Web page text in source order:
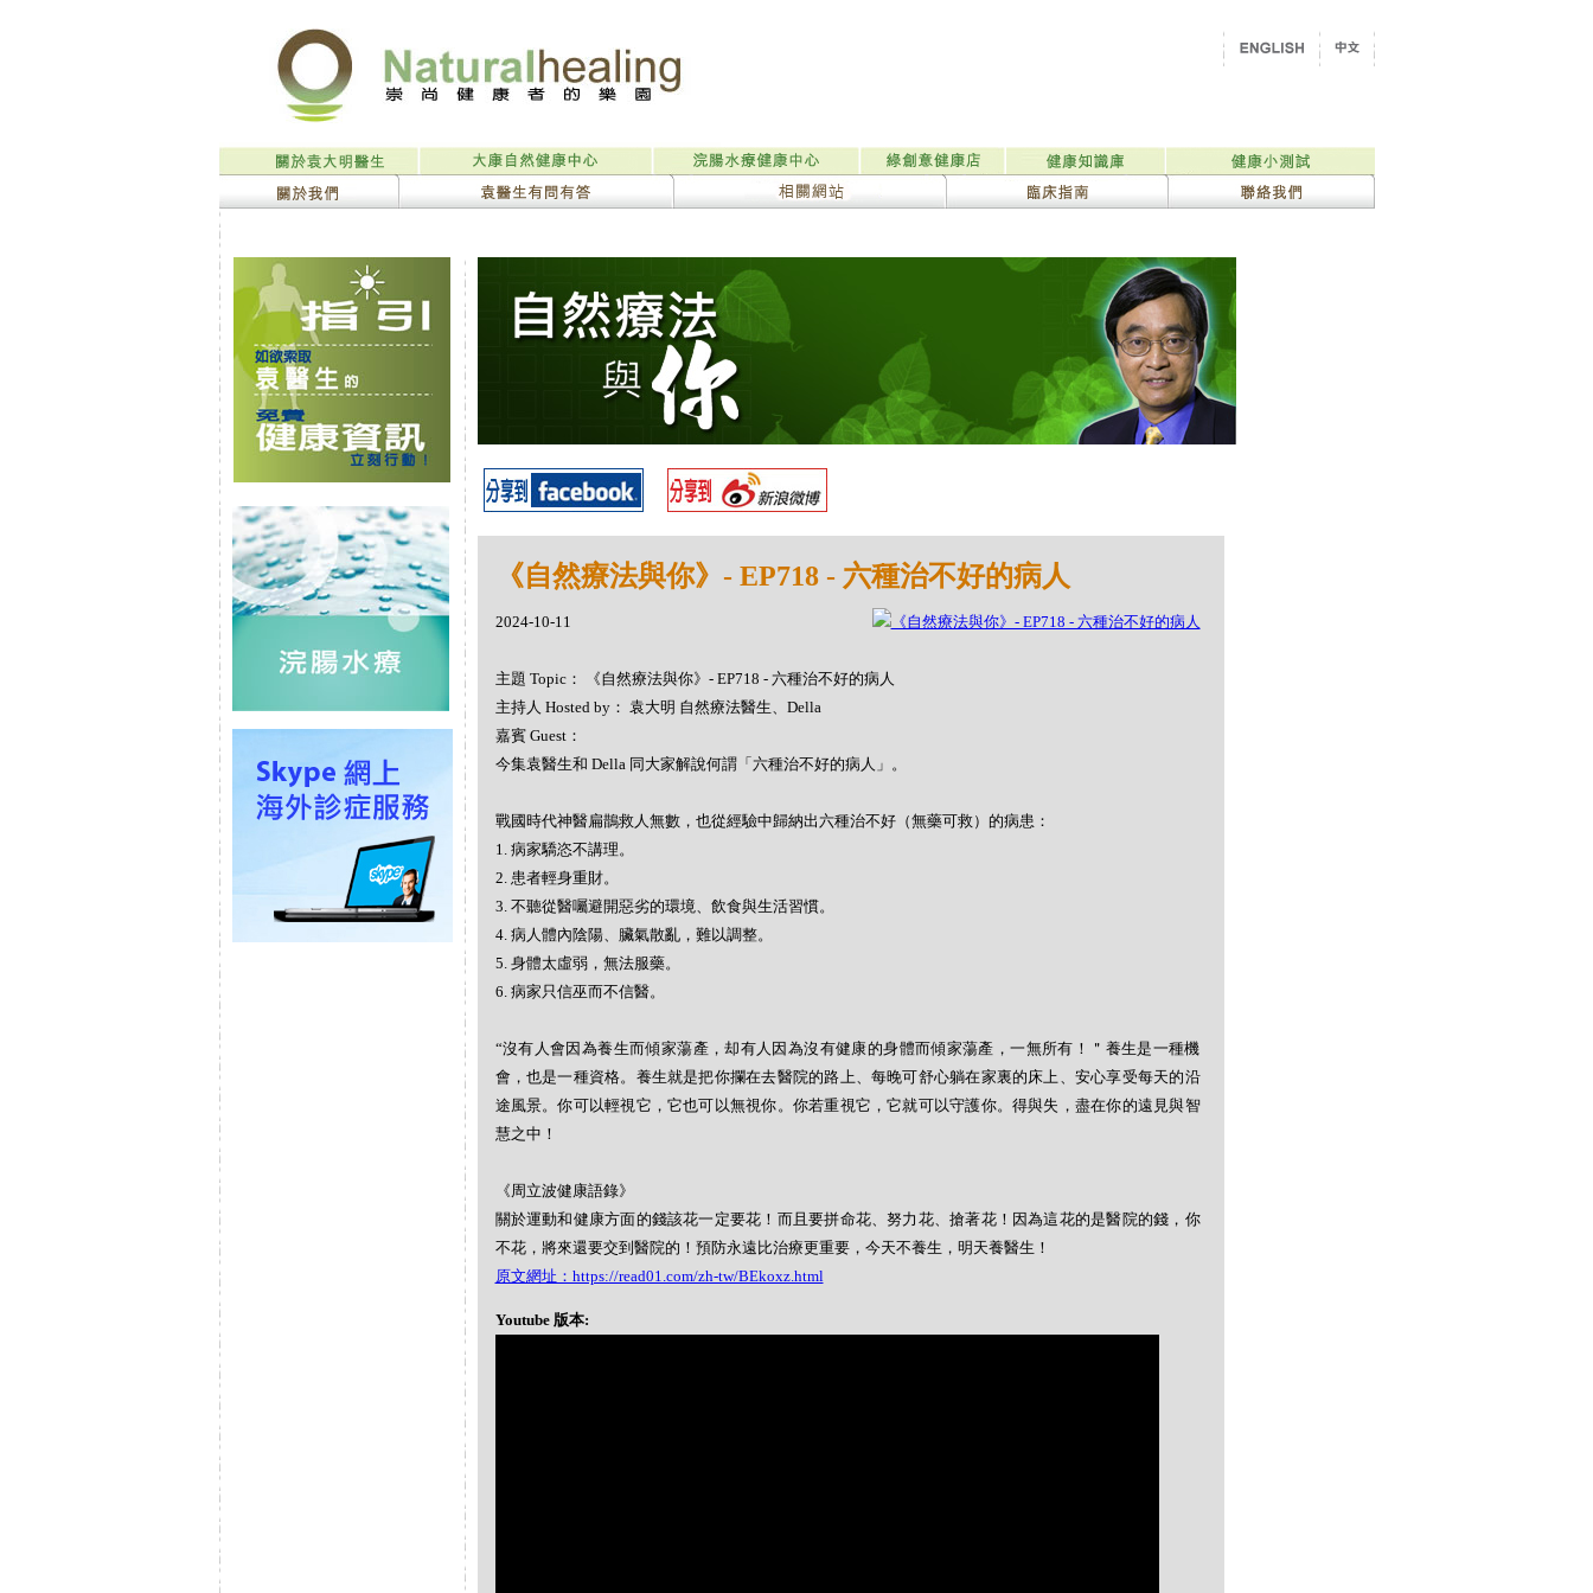
《自然療法與你》- EP718 - 六種治不好的病人
2024-10-11
主題 Topic： 《自然療法與你》- EP718 - 六種治不好的病人
主持人 Hosted by： 袁大明 自然療法醫生、Della
嘉賓 Guest：
今集袁醫生和 Della 同大家解說何謂「六種治不好的病人」。
戰國時代神醫扁鵲救人無數，也從經驗中歸納出六種治不好（無藥可救）的病患：
1. 病家驕恣不講理。
2. 患者輕身重財。
3. 不聽從醫囑避開惡劣的環境、飲食與生活習慣。
4. 病人體內陰陽、臟氣散亂，難以調整。
5. 身體太虛弱，無法服藥。
6. 病家只信巫而不信醫。
“沒有人會因為養生而傾家蕩產，却有人因為沒有健康的身體而傾家蕩產，一無所有！＂養生是一種機
會，也是一種資格。養生就是把你攔在去醫院的路上、每晚可舒心躺在家裏的床上、安心享受每天的沿
途風景。你可以輕視它，它也可以無視你。你若重視它，它就可以守護你。得與失，盡在你的遠見與智
慧之中！
《周立波健康語錄》
關於運動和健康方面的錢該花一定要花！而且要拼命花、努力花、搶著花！因為這花的是醫院的錢，你
不花，將來還要交到醫院的！預防永遠比治療更重要，今天不養生，明天養醫生！
原文網址：https://read01.com/zh-tw/BEkoxz.html
Youtube 版本: